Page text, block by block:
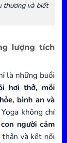
thương và biết
lượng tích
là những buổi
hơi thở, mỗi
bình an và
không chỉ
người cảm
thân và kết nối